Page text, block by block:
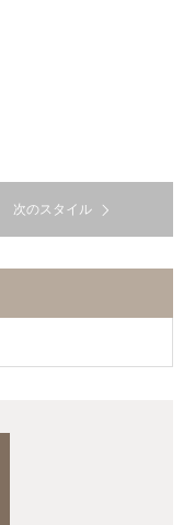
次のスタイル